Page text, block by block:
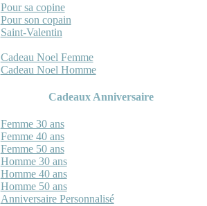
Pour sa copine
Pour son copain
Saint-Valentin
Cadeau Noel Femme
Cadeau Noel Homme
Cadeaux Anniversaire
Femme 30 ans
Femme 40 ans
Femme 50 ans
Homme 30 ans
Homme 40 ans
Homme 50 ans
Anniversaire Personnalisé